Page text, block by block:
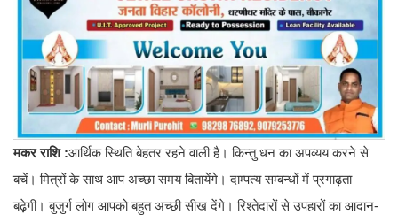
मकर राशि :आर्थिक स्थिति बेहतर रहने वाली है। किन्तु धन का अपव्यय करने से
बचें। मित्रों के साथ आप अच्छा समय बितायेंगे। दाम्पत्य सम्बन्धों में प्रगाढ़ता
बढ़ेगी। बुजुर्ग लोग आपको बहुत अच्छी सीख देंगे। रिश्तेदारों से उपहारों का आदान-